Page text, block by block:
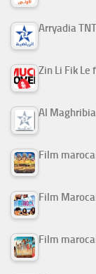
Arryadia
Al